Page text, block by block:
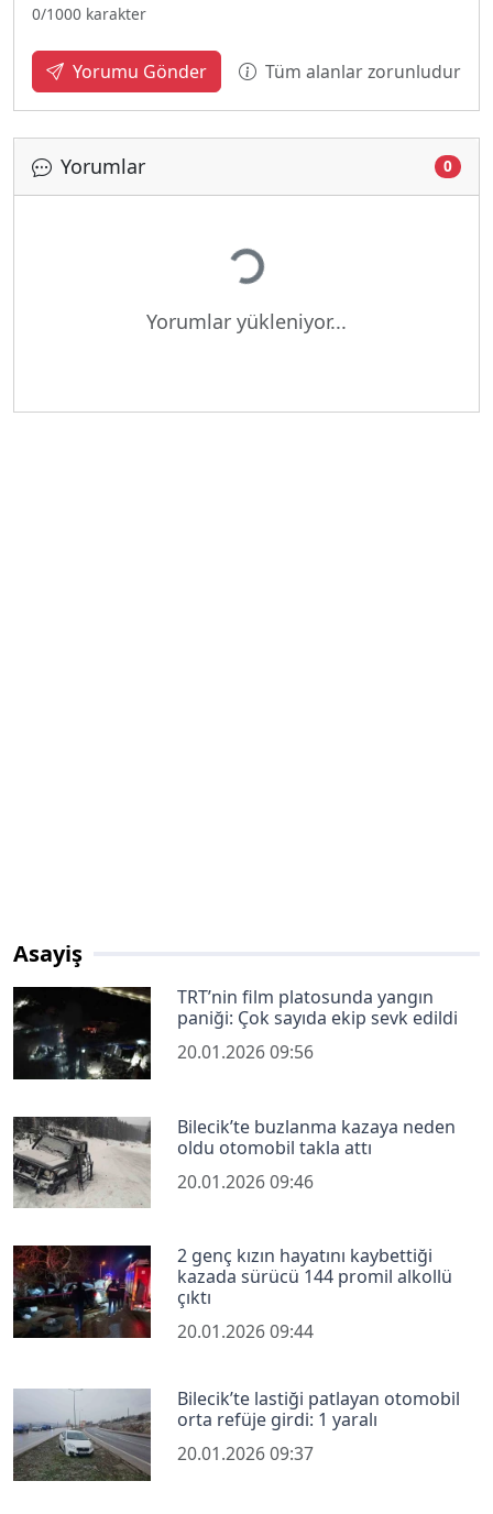
0/1000 karakter
Yorumu Gönder Tüm alanlar zorunludur
Yorumlar 0
Yükleniyor...
Yorumlar yükleniyor...
Asayiş
TRT’nin film platosunda yangın
paniği: Çok sayıda ekip sevk edildi
20.01.2026 09:56
Bilecik’te buzlanma kazaya neden
oldu otomobil takla attı
20.01.2026 09:46
2 genç kızın hayatını kaybettiği
kazada sürücü 144 promil alkollü
çıktı
20.01.2026 09:44
Bilecik’te lastiği patlayan otomobil
orta refüje girdi: 1 yaralı
20.01.2026 09:37